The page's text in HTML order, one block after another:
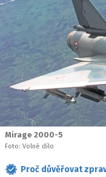
Mirage 2000-5
Foto: Volné dílo
Proč důvěřovat